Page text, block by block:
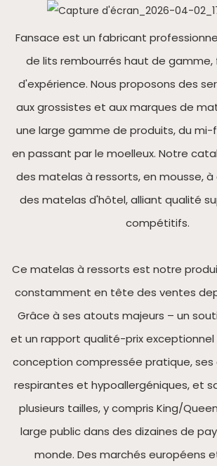
Fansace est un fabricant
de lits rembourrés haut de gamme,
d'expérience. Nous proposons des
aux grossistes et aux marques de
une large gamme de produits, du
en passant par le moelleux. Notre
des matelas à ressorts, en mousse,
des matelas d'hôtel, alliant qualité
compétitifs.
Ce matelas à ressorts est notre
constamment en tête des ventes
Grâce à ses atouts majeurs – un
et un rapport qualité-prix exceptionnel
conception compressée pratique,
respirantes et hypoallergéniques, et
plusieurs tailles, y compris King/
large public dans des dizaines de
monde. Des marchés européens